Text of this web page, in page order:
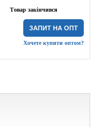
Товар закінчився
ЗАПИТ НА ОПТ
Хочете купити оптом?